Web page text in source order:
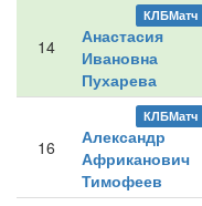
14
КЛБМатч
Анастасия
Ивановна
Пухарева
16
КЛБМатч
Александр
Африканович
Тимофеев